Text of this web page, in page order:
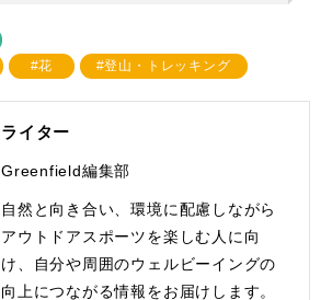
#花 #登山・トレッキング
ライター
Greenfield編集部
自然と向き合い、環境に配慮しながら
アウトドアスポーツを楽しむ人に向
け、自分や周囲のウェルビーイングの
向上につながる情報をお届けします。